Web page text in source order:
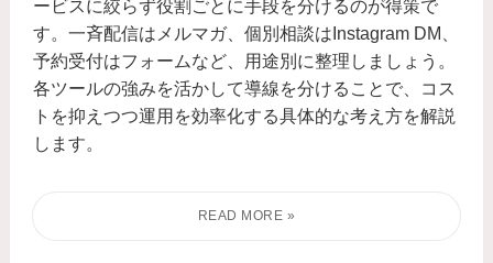
ービスに絞らず役割ごとに手段を分けるのが得策で
す。一斉配信はメルマガ、個別相談はInstagram DM、
予約受付はフォームなど、用途別に整理しましょう。
各ツールの強みを活かして導線を分けることで、コス
トを抑えつつ運用を効率化する具体的な考え方を解説
します。